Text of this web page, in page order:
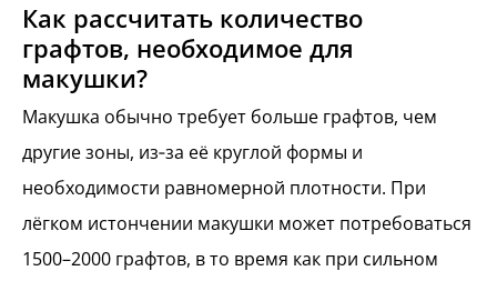
Как рассчитать количество
графтов, необходимое для
макушки?
Макушка обычно требует больше графтов, чем
другие зоны, из‑за её круглой формы и
необходимости равномерной плотности. При
лёгком истончении макушки может потребоваться
1500–2000 графтов, в то время как при сильном